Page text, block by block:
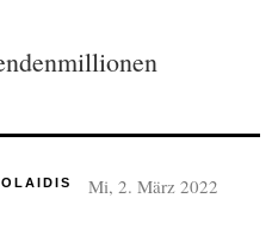
Mi, 2. März 2022